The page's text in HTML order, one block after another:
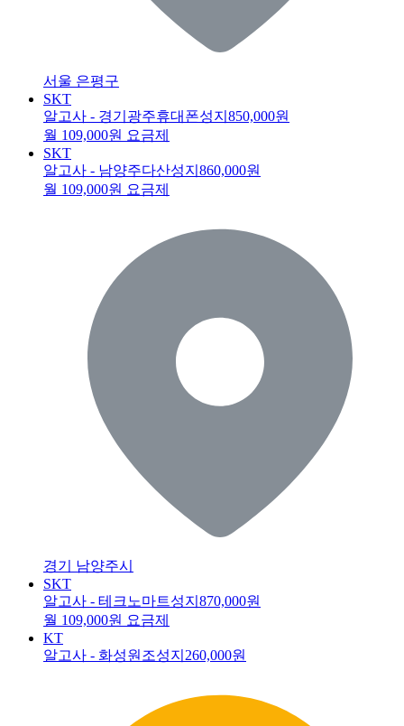
서울 은평구
SKT
알고사 - 경기광주휴대폰성지 850,000원
월 109,000원 요금제
SKT
알고사 - 남양주다산성지 860,000원
월 109,000원 요금제
경기 남양주시
SKT
알고사 - 테크노마트성지 870,000원
월 109,000원 요금제
KT
알고사 - 화성원조성지 260,000원